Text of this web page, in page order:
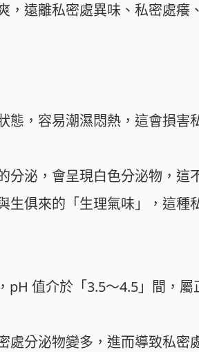
，遠離私密處異味、私密處癢
，容易潮濕悶熱，這會損害
分泌，會呈現白色分泌物，這
生俱來的「生理氣味」，這種
值介於「3.5～4.5」間，屬
處分泌物變多，進而導致私密